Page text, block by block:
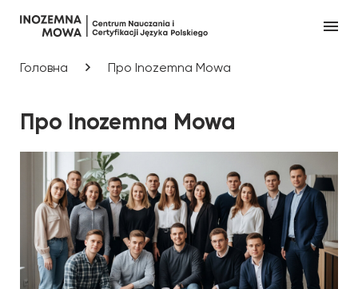
Головна Про Inozemna Mowa
Про Inozemna Mowa